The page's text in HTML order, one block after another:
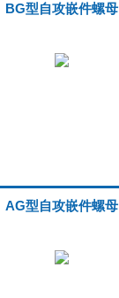
BG型自攻嵌件螺母
AG型自攻嵌件螺母